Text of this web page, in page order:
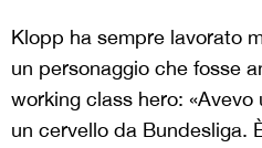
Klopp ha sempre lavorato
un personaggio che fosse
working class hero:
un cervello da Bundesliga.